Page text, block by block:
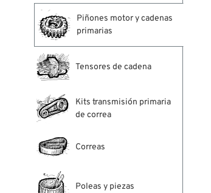
Piñones motor y cadenas
primarias
Tensores de cadena
Kits transmisión primaria
de correa
Correas
Poleas y piezas